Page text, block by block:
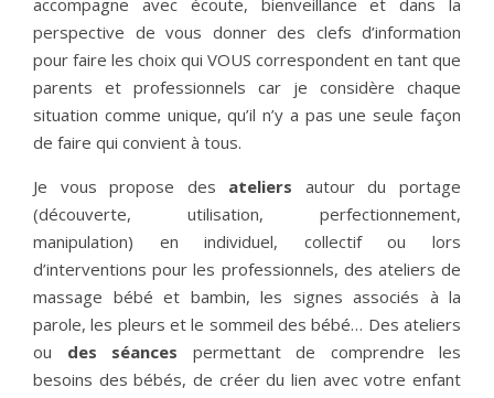
accompagne avec écoute, bienveillance et dans la
perspective de vous donner des clefs d’information
pour faire les choix qui VOUS correspondent en tant que
parents et professionnels car je considère chaque
situation comme unique, qu’il n’y a pas une seule façon
de faire qui convient à tous.
Je vous propose des ateliers autour du portage
(découverte, utilisation, perfectionnement,
manipulation) en individuel, collectif ou lors
d’interventions pour les professionnels, des ateliers de
massage bébé et bambin, les signes associés à la
parole, les pleurs et le sommeil des bébé… Des ateliers
ou des séances permettant de comprendre les
besoins des bébés, de créer du lien avec votre enfant